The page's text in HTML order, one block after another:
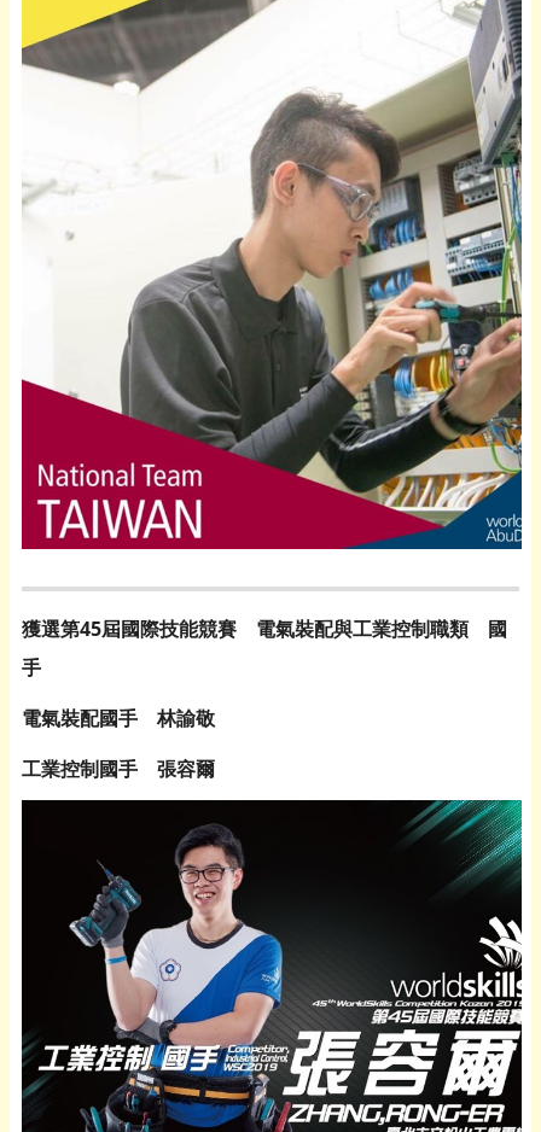
獲選第45屆國際技能競賽 電氣裝配與工業控制職類 國
手
電氣裝配國手 林諭敬
工業控制國手 張容爾